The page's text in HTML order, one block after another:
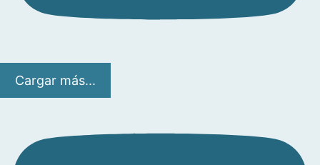
Cargar más...